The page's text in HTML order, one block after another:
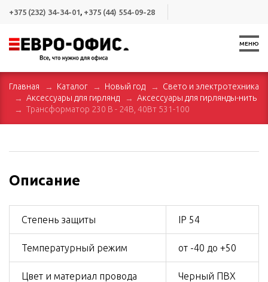
+375 (232) 34-34-01, +375 (44) 554-09-28
МЕНЮ
Главная Каталог Новый год
Свето и электротехника
Аксессуары для гирлянд
Аксессуары для гирлянды-нить
Трансформатор 230 В - 24В, 40Вт 531-100
Описание
Степень защиты IP 54
Температурный режим от -40 до +50
Цвет и материал провода Черный ПВХ